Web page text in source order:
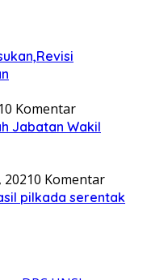
0 Komentar
Jabatan Wakil
0 Komentar
pilkada serentak